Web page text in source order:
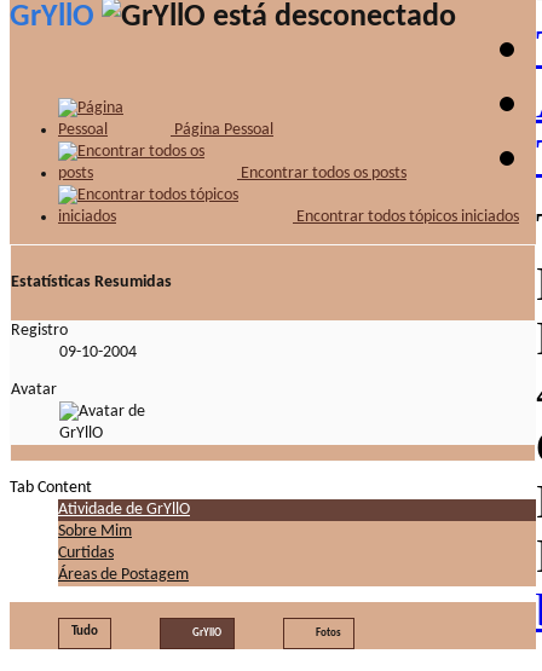
GrYllO
Página Pessoal
Encontrar todos os posts
Encontrar todos tópicos iniciados
Estatísticas Resumidas
Registro
09-10-2004
Avatar
Tab Content
Atividade de GrYllO
Sobre Mim
Curtidas
Áreas de Postagem
Tudo GrYllO Fotos